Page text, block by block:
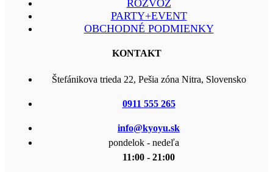
ROZVOZ
PARTY+EVENT
OBCHODNÉ PODMIENKY
KONTAKT
Štefánikova trieda 22, Pešia zóna Nitra, Slovensko
0911 555 265
info@kyoyu.sk
pondelok - nedeľa
11:00 - 21:00